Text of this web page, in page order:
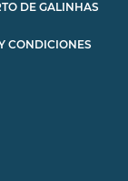
DE GALINHAS
CONDICIONES